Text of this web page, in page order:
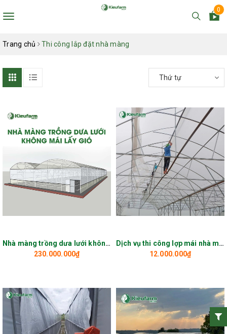
Toggle
0
Trang chủ Thi công lắp đặt nhà màng
Thứ tự
Nhà màng trồng dưa lưới không mái gió
230.000.000₫
Dịch vụ thi công lợp mái nhà màng
12.000.000₫